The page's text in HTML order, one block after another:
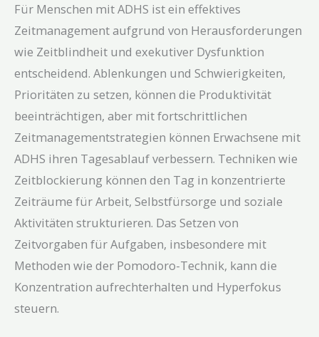
Für Menschen mit ADHS ist ein effektives
Zeitmanagement aufgrund von Herausforderungen
wie Zeitblindheit und exekutiver Dysfunktion
entscheidend. Ablenkungen und Schwierigkeiten,
Prioritäten zu setzen, können die Produktivität
beeinträchtigen, aber mit fortschrittlichen
Zeitmanagementstrategien können Erwachsene mit
ADHS ihren Tagesablauf verbessern. Techniken wie
Zeitblockierung können den Tag in konzentrierte
Zeiträume für Arbeit, Selbstfürsorge und soziale
Aktivitäten strukturieren. Das Setzen von
Zeitvorgaben für Aufgaben, insbesondere mit
Methoden wie der Pomodoro-Technik, kann die
Konzentration aufrechterhalten und Hyperfokus
steuern.